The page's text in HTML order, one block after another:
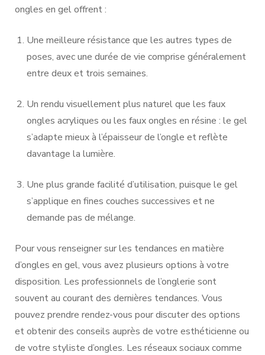
ongles en gel offrent :
Une meilleure résistance que les autres types de
poses, avec une durée de vie comprise généralement
entre deux et trois semaines.
Un rendu visuellement plus naturel que les faux
ongles acryliques ou les faux ongles en résine : le gel
s’adapte mieux à l’épaisseur de l’ongle et reflète
davantage la lumière.
Une plus grande facilité d’utilisation, puisque le gel
s’applique en fines couches successives et ne
demande pas de mélange.
Pour vous renseigner sur les tendances en matière
d’ongles en gel, vous avez plusieurs options à votre
disposition. Les professionnels de l’onglerie sont
souvent au courant des dernières tendances. Vous
pouvez prendre rendez-vous pour discuter des options
et obtenir des conseils auprès de votre esthéticienne ou
de votre styliste d’ongles. Les réseaux sociaux comme